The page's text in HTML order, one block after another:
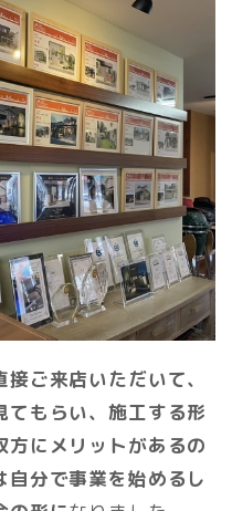
ご来店いただいて、
もらい、施工する形
方にメリットがあるの
分で事業を始めるし